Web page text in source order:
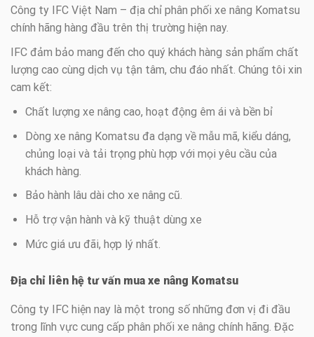
Công ty IFC Việt Nam – địa chỉ phân phối xe nâng Komatsu
chính hãng hàng đầu trên thị trường hiện nay.
IFC đảm bảo mang đến cho quý khách hàng sản phẩm chất
lượng cao cùng dịch vụ tận tâm, chu đáo nhất. Chúng tôi xin
cam kết:
Chất lượng xe nâng cao, hoạt động êm ái và bền bỉ
Dòng xe nâng Komatsu đa dạng về mẫu mã, kiểu dáng,
chủng loại và tải trọng phù hợp với mọi yêu cầu của
khách hàng.
Bảo hành lâu dài cho xe nâng cũ.
Hỗ trợ vận hành và kỹ thuật dùng xe
Mức giá ưu đãi, hợp lý nhất.
Địa chỉ liên hệ tư vấn mua xe nâng Komatsu
Công ty IFC hiện nay là một trong số những đơn vị đi đầu
trong lĩnh vực cung cấp phân phối xe nâng chính hãng. Đặc